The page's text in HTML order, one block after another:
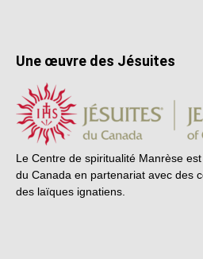
Une œuvre des Jésuites
Le Centre de spiritualité Manrèse
du Canada en partenariat avec des
des laïques ignatiens.